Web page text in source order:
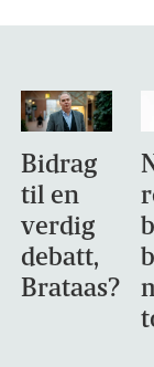
Bidrag
til en
verdig
debatt,
Brataas?